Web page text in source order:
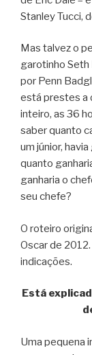
Stanley Tucci,
Mas talvez o
garotinho
por Penn
está prestes a
inteiro, as 36
saber quanto
um júnior,
quanto
ganharia o
seu chefe?
O roteiro
Oscar de
indicações.
Está
Uma pequena